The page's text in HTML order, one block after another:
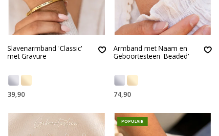
Slavenarmband 'Classic'
met Gravure
39,90
Armband met Naam en
Geboortesteen 'Beaded'
74,90
POPULAIR